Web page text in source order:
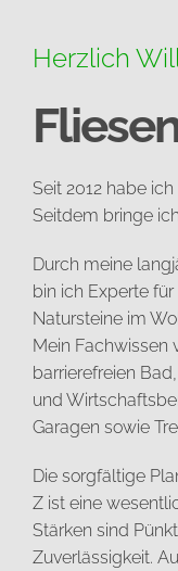
Herzlich
Seit 2012 habe
Seitdem bringe
Durch meine
bin ich Experte
Natursteine im
Mein Fachwissen
barrierefreien
und
Garagen sowie
Die sorgfältige
Z ist eine
Stärken sind
Zuverlässigkeit.